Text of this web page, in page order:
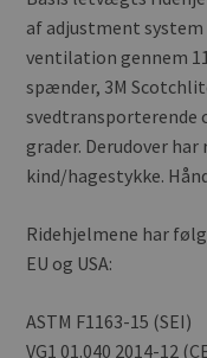
af adjustment
ventilation gennem
spænder, 3M
svedtransporterende
grader. Derudover
kind/hagestykke.
Ridehjelmene har
EU og USA:
ASTM F1163-15 (SEI)
VG1 01.040 2014-12